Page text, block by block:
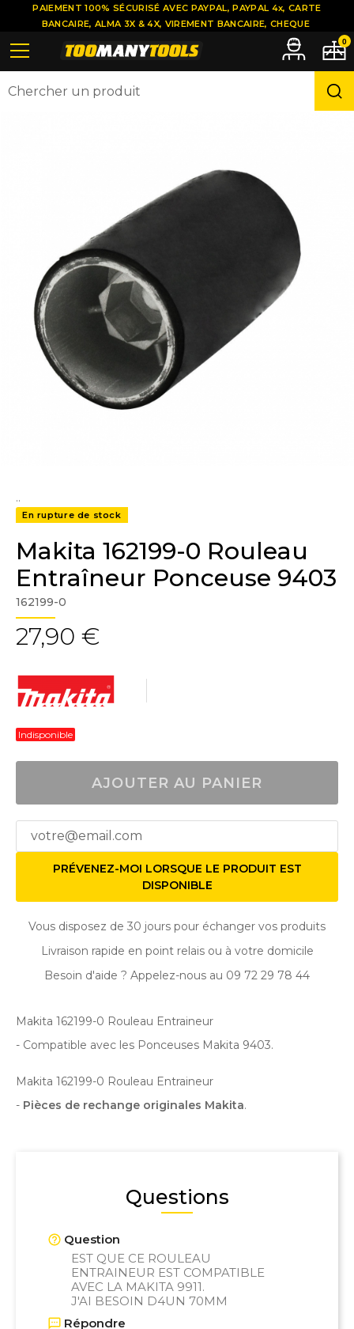
..
En rupture de stock
Makita 162199-0 Rouleau
Entraîneur Ponceuse 9403
162199-0
27,90 €
Indisponible
AJOUTER AU PANIER
PRÉVENEZ-MOI LORSQUE LE PRODUIT EST
DISPONIBLE
Vous disposez de 30 jours pour échanger vos produits
Livraison rapide en point relais ou à votre domicile
Besoin d'aide ? Appelez-nous au 09 72 29 78 44
Makita 162199-0 Rouleau Entraineur
- Compatible avec les Ponceuses Makita 9403.
Makita 162199-0 Rouleau Entraineur
- Pièces de rechange originales Makita.
Questions
Question
EST QUE CE ROULEAU
ENTRAINEUR EST COMPATIBLE
AVEC LA MAKITA 9911.
J'AI BESOIN D4UN 70MM
Répondre
PAIEMENT 100% SÉCURISÉ AVEC PAYPAL, PAYPAL 4x, CARTE
BANCAIRE, ALMA 3X & 4X, VIREMENT BANCAIRE, CHEQUE
0